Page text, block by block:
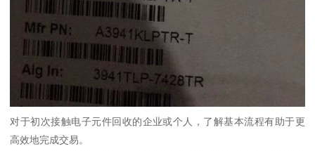
对于初次接触电子元件回收的企业或个人，了解基本流程有助于更
高效地完成交易。